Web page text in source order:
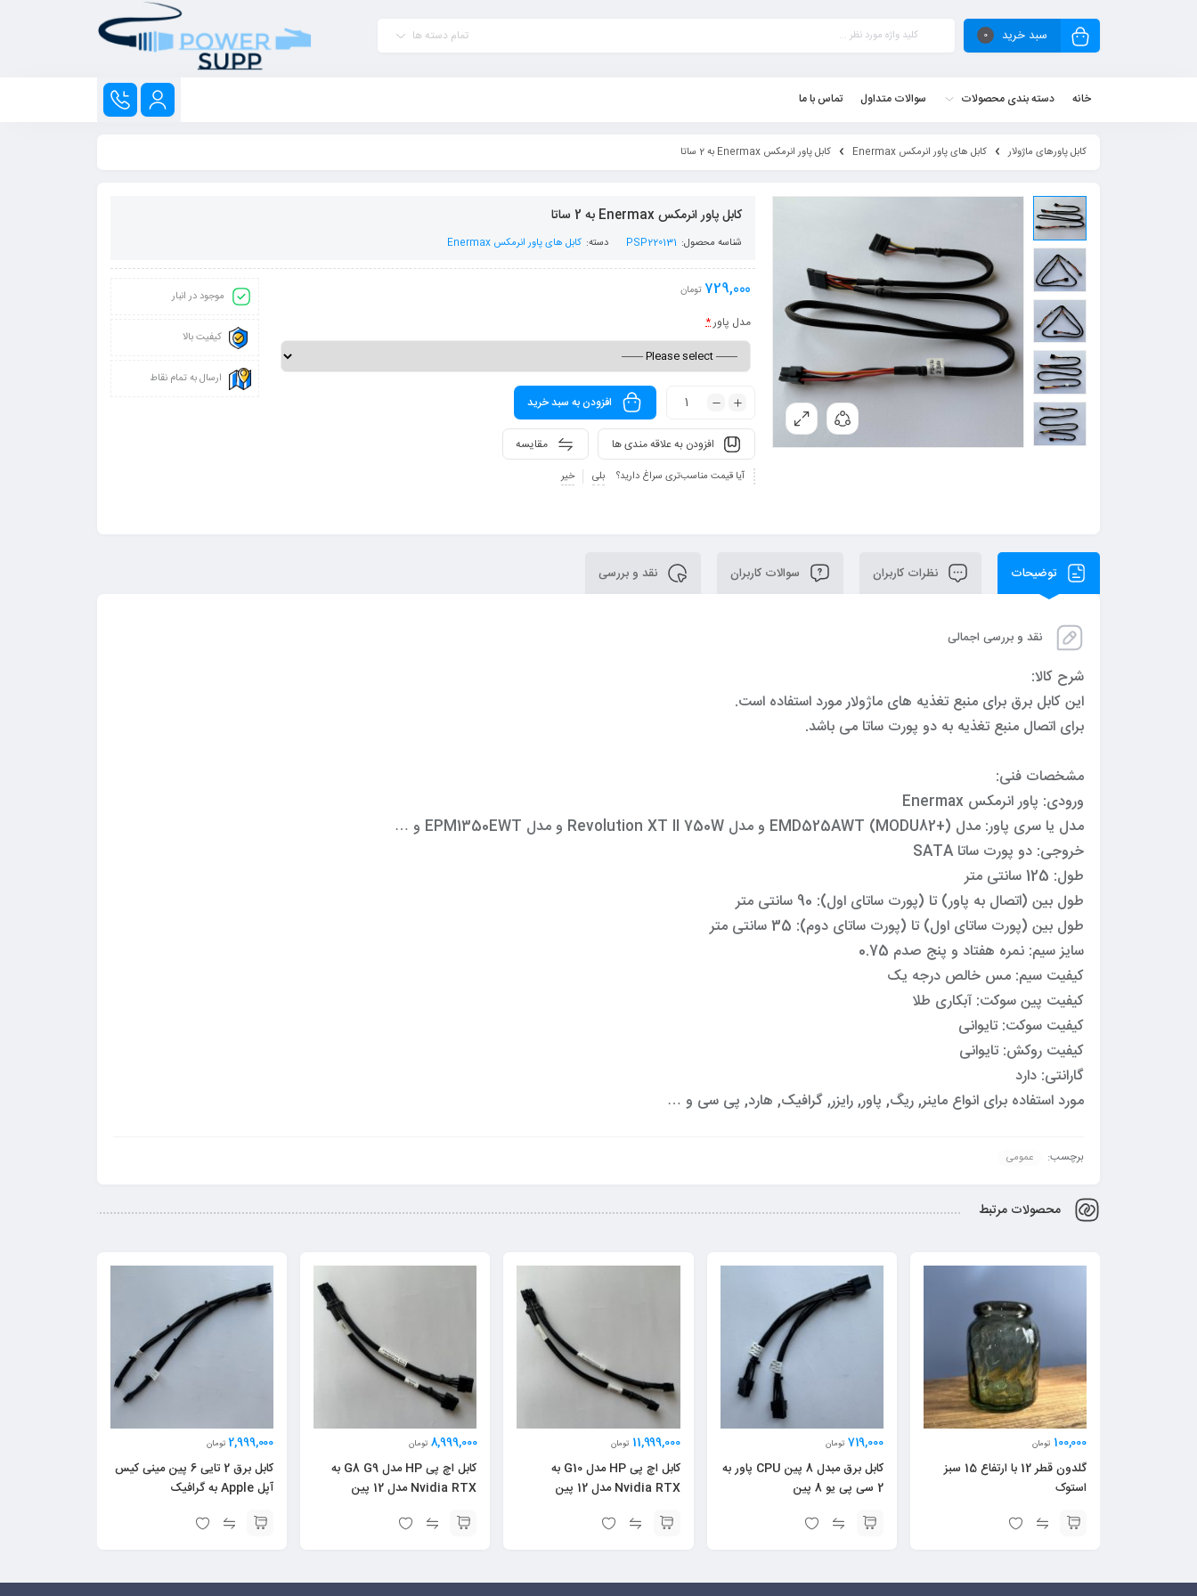
سبد خرید 0 تمام دسته ها
خانه دسته بندی محصولات سوالات متداول تماس با ما
کابل پاورهای ماژولار کابل های پاور انرمکس Enermax کابل پاور انرمکس Enermax به 2 ساتا
کابل پاور انرمکس Enermax به 2 ساتا
شناسه محصول: PSP220131 دسته: کابل های پاور انرمکس Enermax
729,000 تومان
مدل پاور*
افزودن به سبد خرید
مقایسه افزودن به علاقه مندی ها
آیا قیمت مناسب‌تری سراغ دارید؟ بلی خیر
موجود در انبار
کیفیت بالا
ارسال به تمام نقاط
توضیحات نظرات کاربران سوالات کاربران نقد و بررسی
نقد و بررسی اجمالی
شرح کالا:
این کابل برق برای منبع تغذیه های ماژولار مورد استفاده است.
برای اتصال منبع تغذیه به دو پورت ساتا می باشد.
مشخصات فنی:
ورودی: پاور انرمکس Enermax
مدل یا سری پاور: مدل EMD525AWT (MODU82+) و مدل Revolution XT II 750W و مدل EPM1350EWT و …
خروجی: دو پورت ساتا SATA
طول: 125 سانتی متر
طول بین (اتصال به پاور) تا (پورت ساتای اول): 90 سانتی متر
طول بین (پورت ساتای اول) تا (پورت ساتای دوم): 35 سانتی متر
سایز سیم: نمره هفتاد و پنج صدم 0.75
کیفیت سیم: مس خالص درجه یک
کیفیت پین سوکت: آبکاری طلا
کیفیت سوکت: تایوانی
کیفیت روکش: تایوانی
گارانتی: دارد
مورد استفاده برای انواع ماینر, ریگ, پاور, رایزر, گرافیک, هارد, پی سی و …
برچسب: عمومی
محصولات مرتبط
100,000 تومان
گلدون قطر 12 با ارتفاع 15 سبز
استوک
719,000 تومان
کابل برق مبدل 8 پین CPU پاور به
2 سی پی یو 8 پین
11,999,000 تومان
کابل اچ پی HP مدل G10 به
Nvidia RTX مدل 12 پین
8,999,000 تومان
کابل اچ پی HP مدل G8 G9 به
Nvidia RTX مدل 12 پین
2,999,000 تومان
کابل برق 2 تایی 6 پین مینی کیس
آپل Apple به گرافیک